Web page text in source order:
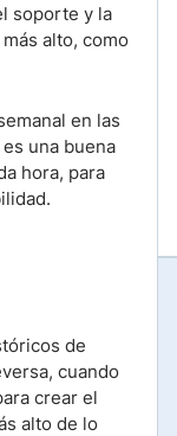
soporte y la
alto, como
en las
una buena
hora, para
de
cuando
crear el
alto de lo